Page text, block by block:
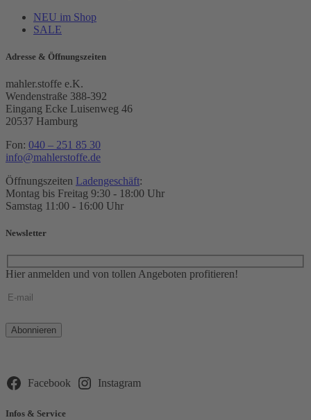
NEU im Shop
SALE
Adresse & Öffnungszeiten
mahler.stoffe e.K.
Wendenstraße 388-392
Eingang Ecke Luisenweg 46
20537 Hamburg
Fon: 040 – 251 85 30
info@mahlerstoffe.de
Öffnungszeiten Ladengeschäft:
Montag bis Freitag 9:30 - 18:00 Uhr
Samstag 11:00 - 16:00 Uhr
Newsletter
Hier anmelden und von tollen Angeboten profitieren!
Bitte
lasse
leer.
Facebook Instagram
Infos & Service